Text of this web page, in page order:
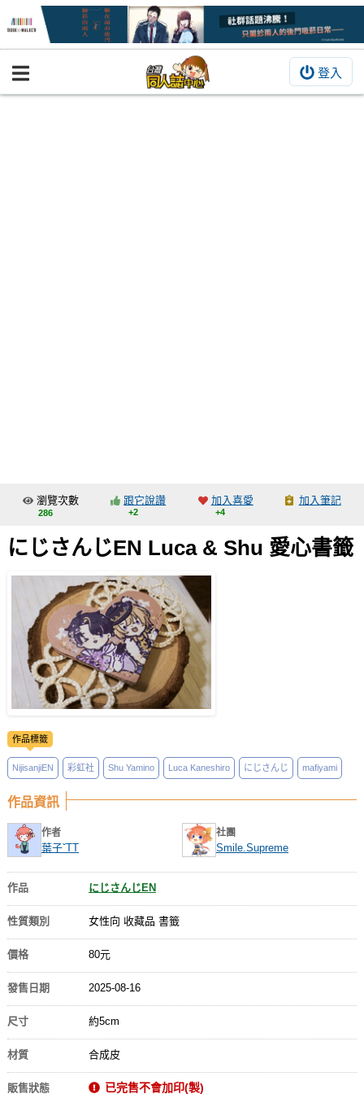
登入
BOOKY書集倉庫
交流中心
會員中心
註冊會員
登入
瀏覽次數
286
跟它說讚
+2
加入喜愛
+4
加入筆記
にじさんじEN Luca & Shu 愛心書籤
作品標籤
NijisanjiEN 彩虹社 Shu Yamino Luca Kaneshiro にじさんじ mafiyami
作品資訊
作者
葉子ˇTT
社團
Smile.Supreme
作品 にじさんじEN
性質類別 女性向 收藏品 書籤
價格 80元
發售日期 2025-08-16
尺寸 約5cm
材質 合成皮
販售狀態 已完售不會加印(製)